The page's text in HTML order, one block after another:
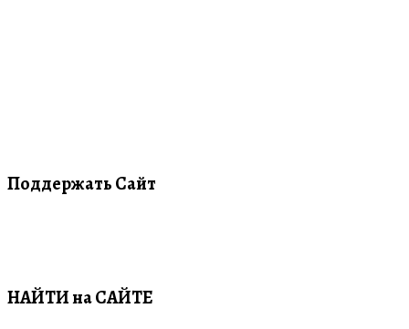
Поддержать Сайт
НАЙТИ на САЙТЕ